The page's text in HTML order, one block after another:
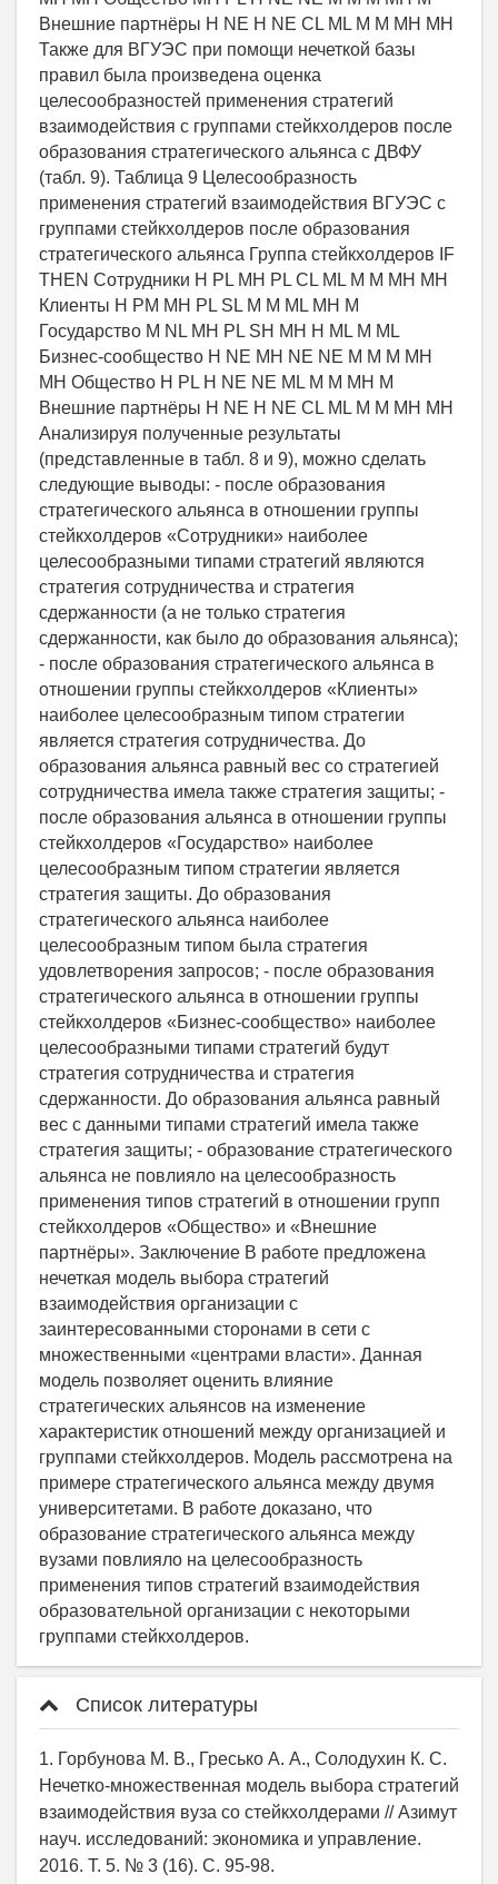
Список литературы
1. Горбунова М. В., Гресько А. А., Солодухин К. С.
Нечетко-множественная модель выбора стратегий
взаимодействия вуза со стейкхолдерами // Азимут
науч. исследований: экономика и управление.
2016. Т. 5. № 3 (16). С. 95-98.